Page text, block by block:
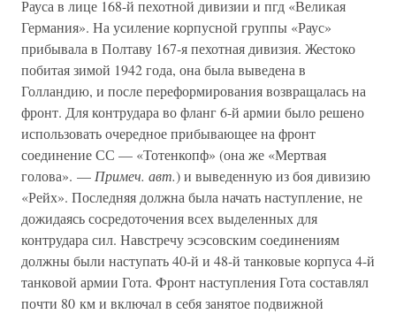
Рауса в лице 168-й пехотной дивизии и пгд «Великая
Германия». На усиление корпусной группы «Раус»
прибывала в Полтаву 167-я пехотная дивизия. Жестоко
побитая зимой 1942 года, она была выведена в
Голландию, и после переформирования возвращалась на
фронт. Для контрудара во фланг 6-й армии было решено
использовать очередное прибывающее на фронт
соединение СС — «Тотенкопф» (она же «Мертвая
голова». — Примеч. авт.) и выведенную из боя дивизию
«Рейх». Последняя должна была начать наступление, не
дожидаясь сосредоточения всех выделенных для
контрудара сил. Навстречу эсэсовским соединениям
должны были наступать 40-й и 48-й танковые корпуса 4-й
танковой армии Гота. Фронт наступления Гота составлял
почти 80 км и включал в себя занятое подвижной